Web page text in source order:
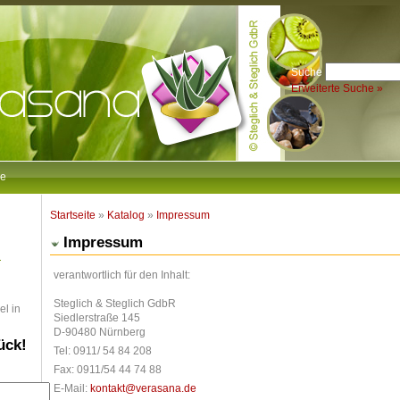
Suche
Erweiterte Suche »
Startseite » Katalog » Impressum
Impressum
verantwortlich für den Inhalt:
Steglich & Steglich GdbR
Siedlerstraße 145
D-90480 Nürnberg
Tel: 0911/ 54 84 208
Fax: 0911/54 44 74 88
E-Mail: kontakt@verasana.de
in